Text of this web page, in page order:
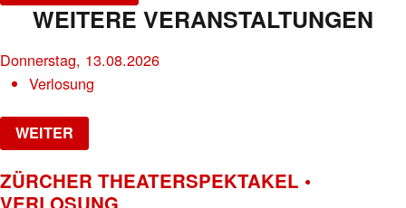
WEITERE VERANSTALTUNGEN
Donnerstag, 13.08.2026
Verlosung
WEITER
ZÜRCHER THEATERSPEKTAKEL •